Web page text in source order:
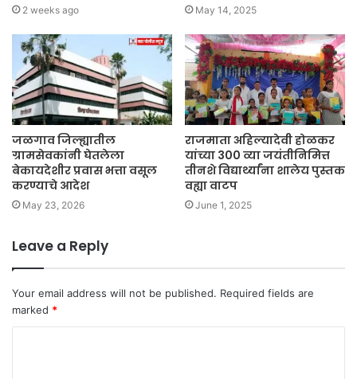
2 weeks ago May 14, 2025
जळगाव जिल्ह्यातील
ग्रामसेवकांनी घेतलेला
बेकायदेशीर प्रवास भत्ता वसूल
करण्याचे आदेश
May 23, 2026
राजमाता अहिल्यादेवी होळकर
यांच्या 300 व्या जयंतीनिमित्त
तीनशे विद्यार्थ्यांना शालेय पुस्तक
वह्या वाटप
June 1, 2025
Leave a Reply
Your email address will not be published. Required fields are
marked *